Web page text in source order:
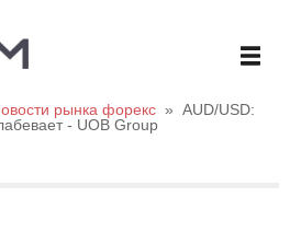
рынка форекс » AUD/USD:
- UOB Group